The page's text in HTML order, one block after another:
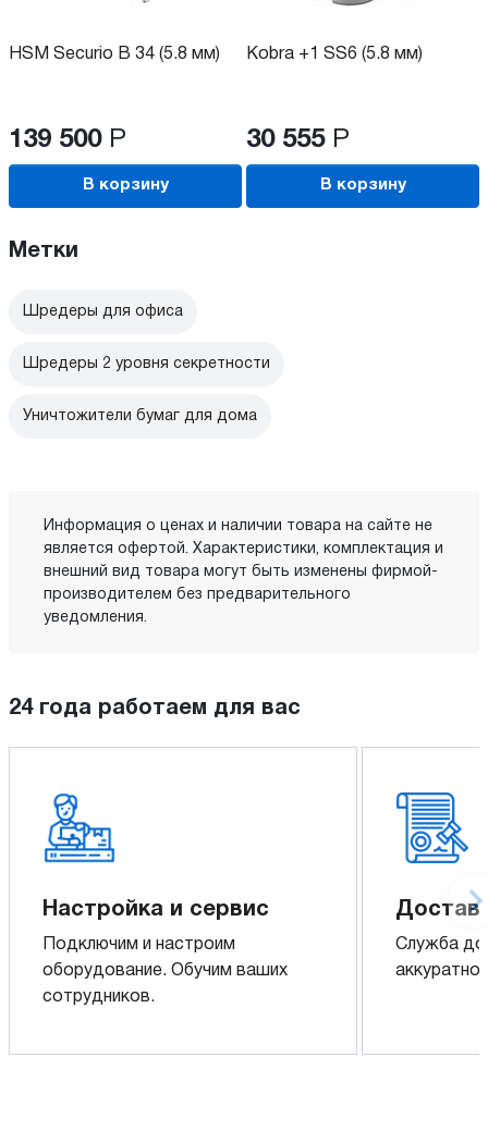
HSM Securio B 34 (5.8 мм)
139 500 Р
В корзину
Kobra +1 SS6 (5.8 мм)
30 555 Р
В корзину
Метки
Шредеры для офиса
Шредеры 2 уровня секретности
Уничтожители бумаг для дома
Информация о ценах и наличии товара на сайте не
является офертой. Характеристики, комплектация и
внешний вид товара могут быть изменены фирмой-
производителем без предварительного
уведомления.
24 года работаем для вас
Настройка и сервис
Подключим и настроим
оборудование. Обучим ваших
сотрудников.
Служба
аккуратно